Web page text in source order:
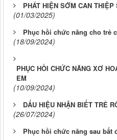
PHÁT HIỆN SỚM CAN
(01/03/2025)
Phục hồi chức năng cho trẻ
(18/09/2024)
PHỤC HỒI CHỨC NĂNG XƠ
EM
(10/09/2024)
DẤU HIỆU NHẬN BIẾT TRẺ
(26/07/2024)
Phục hồi chức năng sau bất